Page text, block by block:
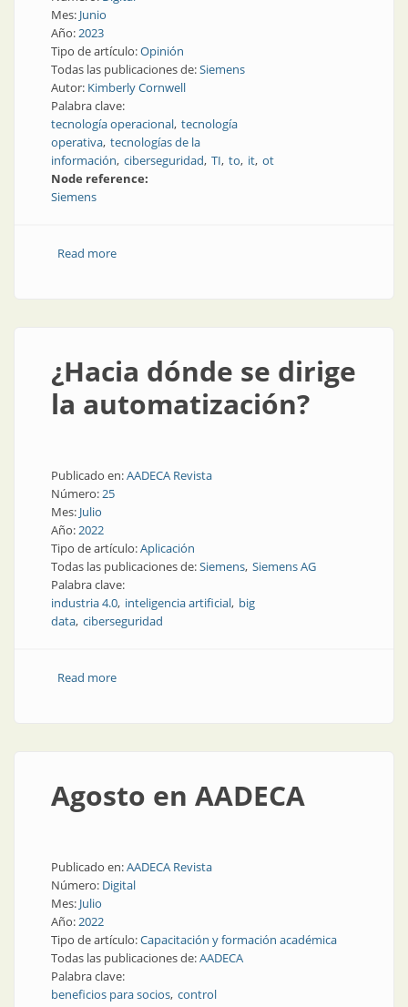
Mes: Junio
Año:2023
Tipo de artículo:Opinión
Todas las publicaciones de:Siemens
Autor: Kimberly Cornwell
Palabra clave:
tecnología operacional tecnología
operativa tecnologías de la
información ciberseguridad TI to it ot
Node reference:
Siemens
Read moreabout La colaboración entre OT e IT es fundamental
¿Hacia dónde se dirige
la automatización?
Publicado en:AADECA Revista
Número:25
Mes: Julio
Año:2022
Tipo de artículo:Aplicación
Todas las publicaciones de:Siemens Siemens AG
Palabra clave:
industria 4.0 inteligencia artificial big
data ciberseguridad
Read moreabout ¿Hacia dónde se dirige la automatización?
Agosto en AADECA
Publicado en:AADECA Revista
Número: Digital
Mes: Julio
Año:2022
Tipo de artículo:Capacitación y formación académica
Todas las publicaciones de:AADECA
Palabra clave:
beneficios para socios control